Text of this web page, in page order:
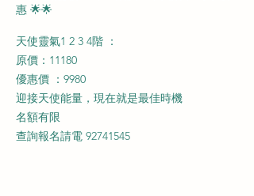
惠 🌟🌟
天使靈氣1 2 3 4階 ：
原價：11180
優惠價 ：9980
迎接天使能量，現在就是最佳時機
名額有限
查詢報名請電 92741545